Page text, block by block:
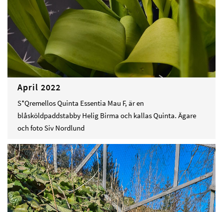
April 2022
S*Qremellos Quinta Essentia Mau F, är en
blåsköldpaddstabby Helig Birma och kallas Quinta. Ägare
och foto Siv Nordlund